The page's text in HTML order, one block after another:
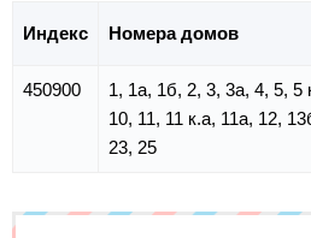
Индекс Номера домов
450900
1, 1а, 1б, 2, 3, 3а, 4, 5, 5
10, 11, 11 к.а, 11а, 12,
23, 25